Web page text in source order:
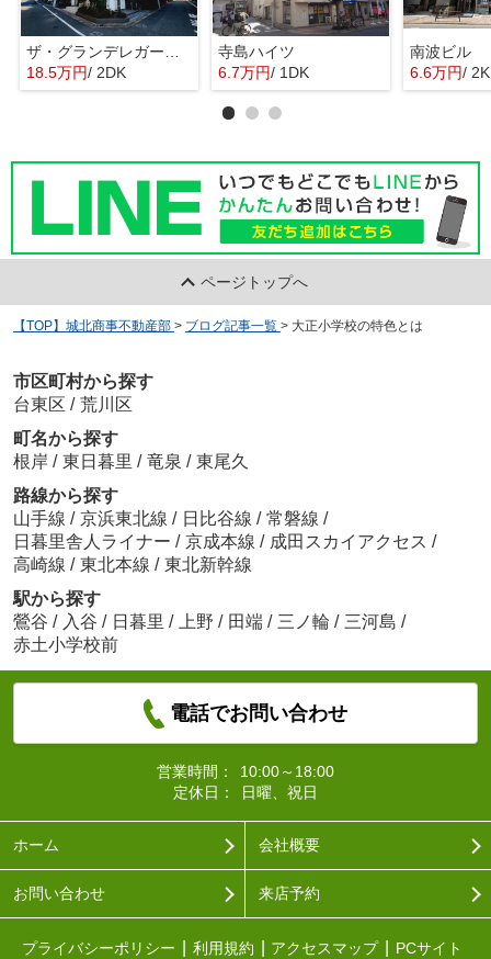
ザ・グランデレガーロ東日暮里
18.5万円/ 2DK
寺島ハイツ
6.7万円/ 1DK
南波ビル
6.6万円/ 2K
ページトップへ
【TOP】城北商事不動産部 > ブログ記事一覧 > 大正小学校の特色とは
市区町村から探す
台東区 / 荒川区
町名から探す
根岸 / 東日暮里 / 竜泉 / 東尾久
路線から探す
山手線 / 京浜東北線 / 日比谷線 / 常磐線 /
日暮里舎人ライナー / 京成本線 / 成田スカイアクセス /
高崎線 / 東北本線 / 東北新幹線
駅から探す
鶯谷 / 入谷 / 日暮里 / 上野 / 田端 / 三ノ輪 / 三河島 /
赤土小学校前
電話でお問い合わせ
営業時間：
10:00～18:00
定休日：
日曜、祝日
ホーム 会社概要
お問い合わせ 来店予約
プライバシーポリシー 利用規約 アクセスマップ PCサイト